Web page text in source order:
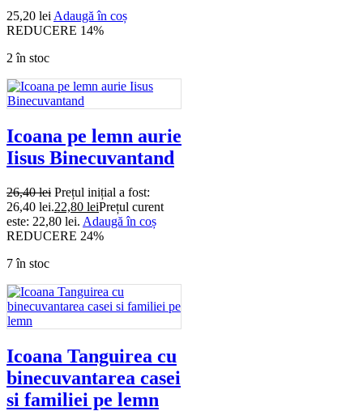
25,20 lei Adaugă în coș
REDUCERE 14%
2 în stoc
Icoana pe lemn aurie
Iisus Binecuvantand
26,40lei Prețul inițial a fost:
26,40 lei.22,80 leiPrețul curent
este: 22,80 lei. Adaugă în coș
REDUCERE 24%
7 în stoc
Icoana Tanguirea cu
binecuvantarea casei
si familiei pe lemn